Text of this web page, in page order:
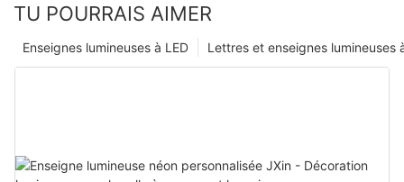
TU POURRAIS AIMER
Lettres et enseignes lumineuses
Enseignes lumineuses à LED